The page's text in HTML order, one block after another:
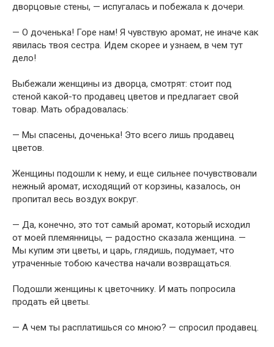
дворцовые стены, — испугалась и побежала к дочери.
— О доченька! Горе нам! Я чувствую аромат, не иначе как
явилась твоя сестра. Идем скорее и узнаем, в чем тут
дело!
Выбежали женщины из дворца, смотрят: стоит под
стеной какой-то продавец цветов и предлагает свой
товар. Мать обрадовалась:
— Мы спасены, доченька! Это всего лишь продавец
цветов.
Женщины подошли к нему, и еще сильнее почувствовали
нежный аромат, исходящий от корзины, казалось, он
пропитал весь воздух вокруг.
— Да, конечно, это тот самый аромат, который исходил
от моей племянницы, — радостно сказала женщина. —
Мы купим эти цветы, и царь, глядишь, подумает, что
утраченные тобою качества начали возвращаться.
Подошли женщины к цветочнику. И мать попросила
продать ей цветы.
— А чем ты расплатишься со мною? — спросил продавец.